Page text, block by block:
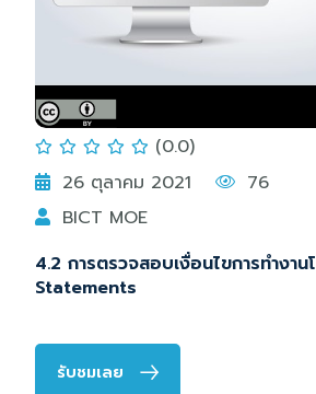
(0.0)
26 ตุลาคม 2021
76
BICT MOE
4.2 การตรวจสอบเงื่อนไขการทำงาน
Statements
รับชมเลย